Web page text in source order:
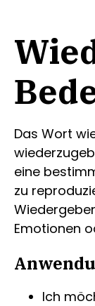
Das Wort
eine
zu
Emotionen
Ich